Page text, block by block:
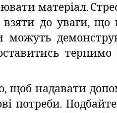
матеріал.
взяти до уваги, що
можуть
терпимо
щоб надавати
потреби.